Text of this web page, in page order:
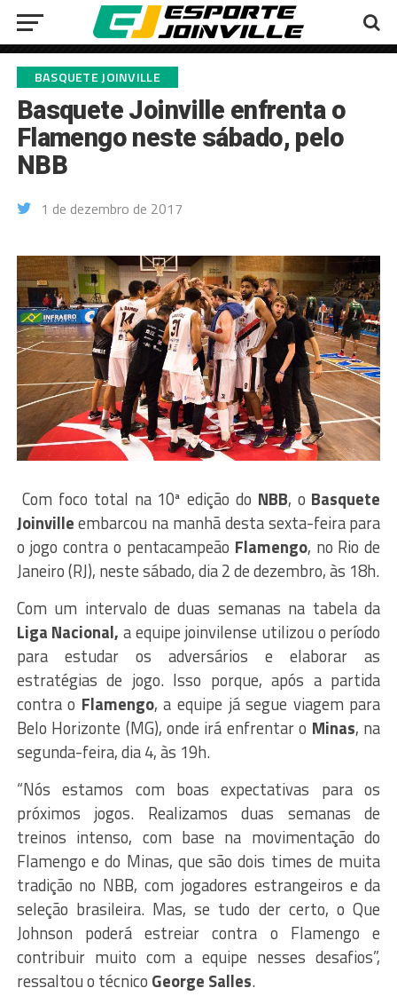
BASQUETE JOINVILLE
Basquete Joinville enfrenta o
Flamengo neste sábado, pelo
NBB
1 de dezembro de 2017
Com foco total na 10ª edição do NBB, o Basquete
Joinvilleembarcou na manhã desta sexta-feira para
o jogo contra o pentacampeão Flamengo, no Rio de
Janeiro (RJ), neste sábado, dia 2 de dezembro, às 18h.
Com um intervalo de duas semanas na tabela da
Liga Nacional, a equipe joinvilense utilizou o período
para estudar os adversários e elaborar as
estratégias de jogo. Isso porque, após a partida
contra o Flamengo, a equipe já segue viagem para
Belo Horizonte (MG), onde irá enfrentar o Minas, na
segunda-feira, dia 4, às 19h.
“Nós estamos com boas expectativas para os
próximos jogos. Realizamos duas semanas de
treinos intenso, com base na movimentação do
Flamengo e do Minas, que são dois times de muita
tradição no NBB, com jogadores estrangeiros e da
seleção brasileira. Mas, se tudo der certo, o Que
Johnson poderá estreiar contra o Flamengo e
contribuir muito com a equipe nesses desafios”,
ressaltou o técnico George Salles.